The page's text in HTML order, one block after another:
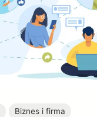
Biznes i firma